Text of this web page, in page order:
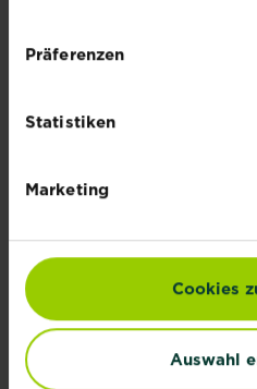
Präferenzen
Statistiken
Marketing
Cookies
Auswahl
Erde bleibt
Erde gut
Mulch, Laub oder
Tipp: Bei Obstbäumen
passenden
Apfel- und Birnensorten
Sorte in der Nähe für